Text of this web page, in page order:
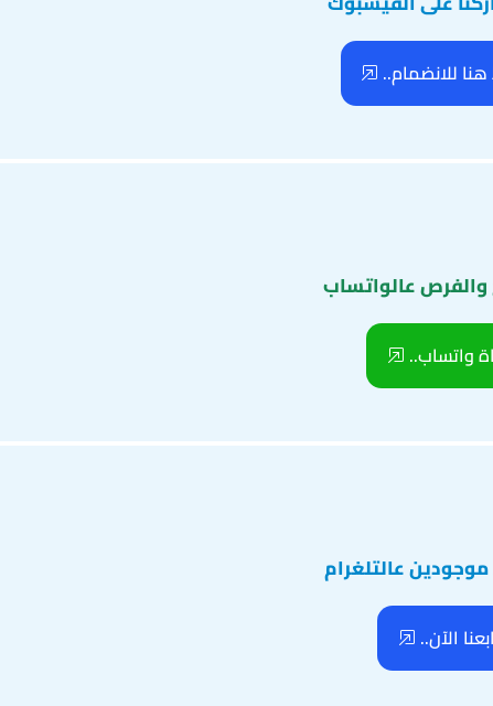
للانضمام..
والفرص عالواتساب
واتساب..
موجودين عالتلغرام
الآن..